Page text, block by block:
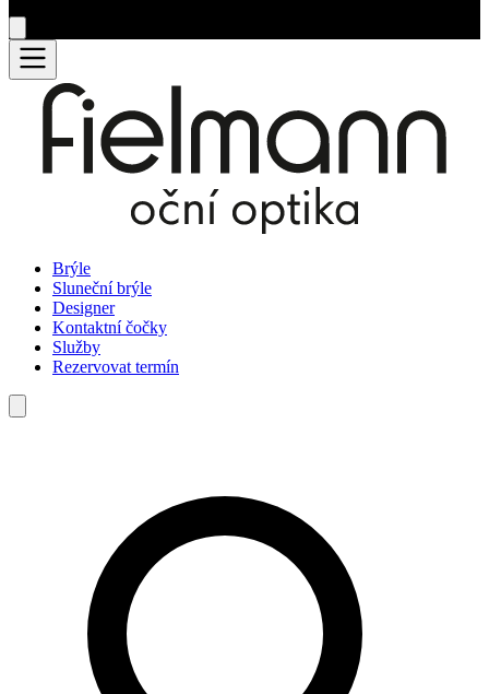
Brýle
Sluneční brýle
Designer
Kontaktní čočky
Služby
Rezervovat termín